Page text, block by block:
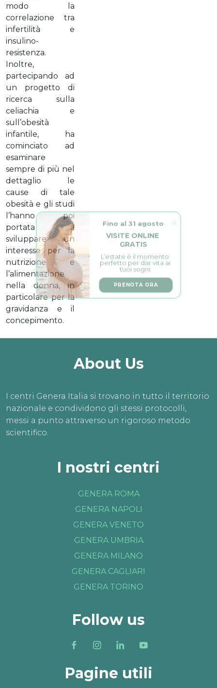
modo la
correlazione tra
infertilità e
insulino-
resistenza.
Inoltre,
partecipando ad
un progetto di
ricerca sulla
celiachia e
sull’obesità
infantile, ha
cominciato ad
esaminare
sempre di più nel
dettaglio le
cause di tale
obesità e gli studi
l’hanno poi
portata a
sviluppare un
interesse per la
nutrizione e
l’alimentazione
nella donna, in
particolare per la
gravidanza e il
concepimento.
About Us
I centri Genera Italia si trovano in tutto il territorio
nazionale e condividono gli stessi protocolli,
messi a punto attraverso un rigoroso metodo
scientifico.
I nostri centri
GENERA ROMA
GENERA NAPOLI
GENERA VENETO
GENERA UMBRIA
GENERA MILANO
GENERA CAGLIARI
GENERA TORINO
Follow us
Pagine utili
GRATIS
perfetto per dar vita ai
tuoi sogni.
PRENOTA ORA